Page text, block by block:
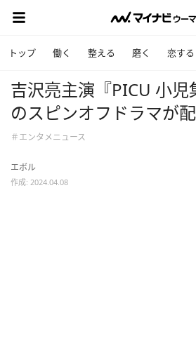
トップ 働く 整える 磨く 恋する
吉沢亮主演『PICU 小児
のスピンオフドラマが
＃エンタメニュース
エボル
作成: 2024.04.08